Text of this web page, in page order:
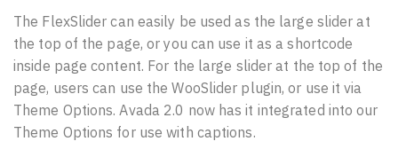
The FlexSlider can easily be used as the large slider at
the top of the page, or you can use it as a shortcode
inside page content. For the large slider at the top of the
page, users can use the WooSlider plugin, or use it via
Theme Options. Avada 2.0 now has it integrated into our
Theme Options for use with captions.